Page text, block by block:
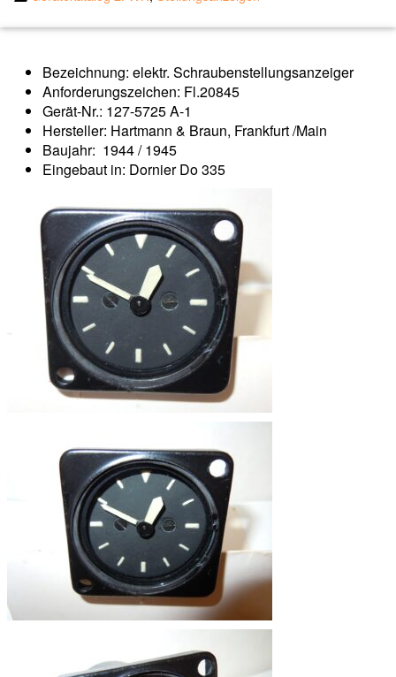
Bezeichnung: elektr. Schraubenstellungsanzeiger
Anforderungszeichen: Fl.20845
Gerät-Nr.: 127-5725 A-1
Hersteller: Hartmann & Braun, Frankfurt /Main
Baujahr: 1944 / 1945
Eingebaut in: Dornier Do 335